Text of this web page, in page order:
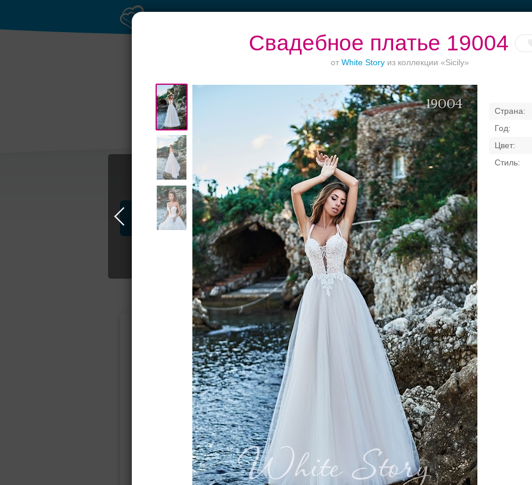
Свадебное платье 19004
от White Storyиз коллекции «Sicily»
Торжества за
городом
Ваш безупречный
образ
Банкет в отеле
Профессионалы и услуги Свадебные платья Банкет Транспорт
Свадебные платья
Подбор свадебного платья
По стилю
Прямое Принцесса Бальное